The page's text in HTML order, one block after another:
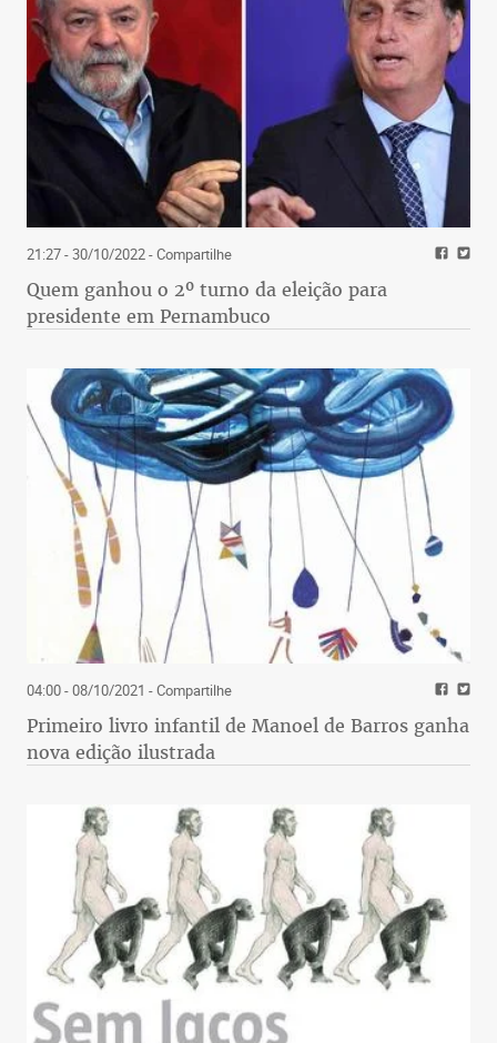
21:27 - 30/10/2022- Compartilhe
Quem ganhou o 2º turno da eleição para
presidente em Pernambuco
04:00 - 08/10/2021 - Compartilhe
Primeiro livro infantil de Manoel de Barros ganha
nova edição ilustrada